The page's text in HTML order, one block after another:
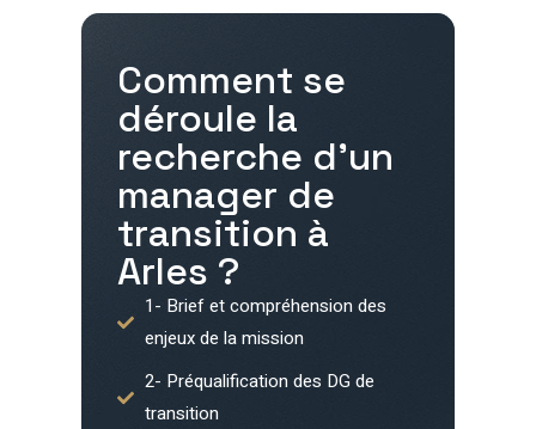
Comment se
déroule la
recherche d'un
manager de
transition à
Arles ?
1- Brief et compréhension des
enjeux de la mission
2- Préqualification des DG de
transition